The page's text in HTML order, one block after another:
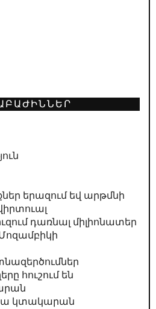
երազում եվ արթմնի
դառնալ միլիոնատեր
հուշում են
կտակարան